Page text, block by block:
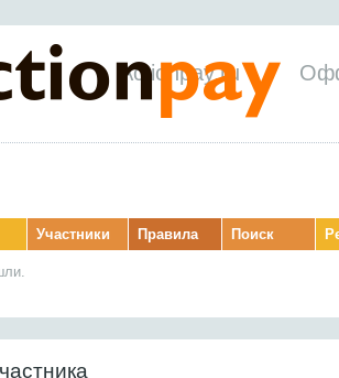
Actionpay.ru
Участники Правила Поиск